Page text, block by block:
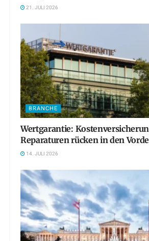
21. JULI 2026
BRANCHE
Wertgarantie:
Reparaturen rücken in den
14. JULI 2026